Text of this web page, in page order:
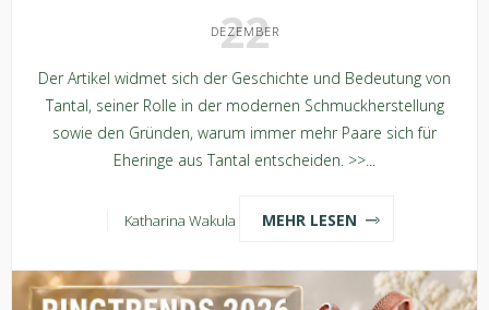
22
DEZEMBER
Der Artikel widmet sich der Geschichte und Bedeutung von
Tantal, seiner Rolle in der modernen Schmuckherstellung
sowie den Gründen, warum immer mehr Paare sich für
Eheringe aus Tantal entscheiden. >>...
Katharina Wakula MEHR LESEN